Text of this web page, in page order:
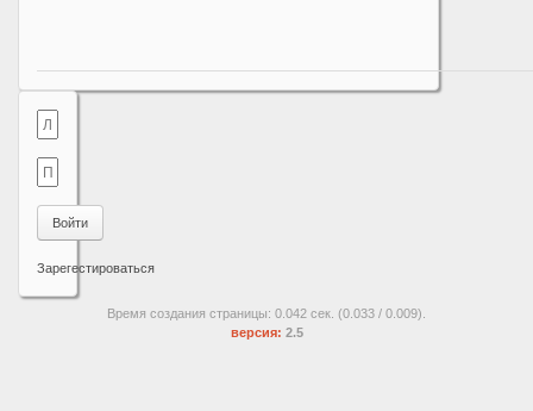
Войти
Зарегестироваться
Время создания страницы: 0.042 сек. (0.033 / 0.009).
версия: 2.5